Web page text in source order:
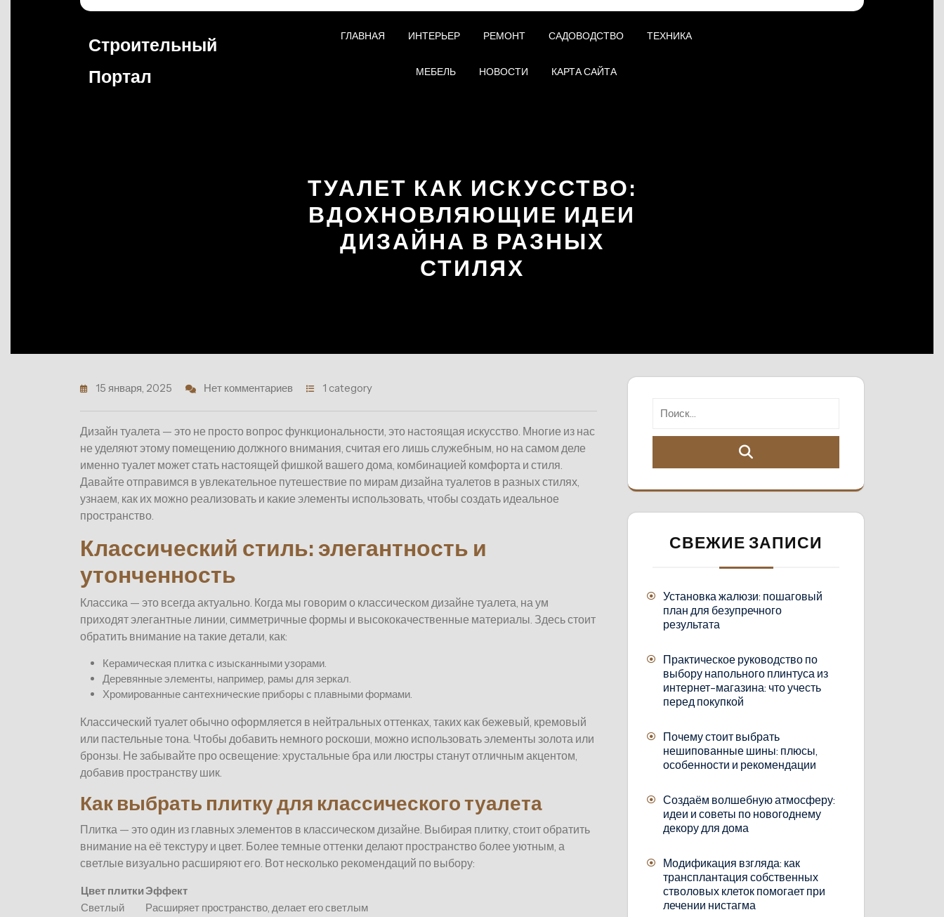
Строительный
Портал
ГЛАВНАЯ ИНТЕРЬЕР РЕМОНТ САДОВОДСТВО ТЕХНИКА
МЕБЕЛЬ НОВОСТИ КАРТА САЙТА
ТУАЛЕТ КАК ИСКУССТВО:
ВДОХНОВЛЯЮЩИЕ ИДЕИ
ДИЗАЙНА В РАЗНЫХ
СТИЛЯХ
15 января, 2025 Нет комментариев 1 category
Дизайн туалета — это не просто вопрос функциональности, это настоящая искусство. Многие из нас
не уделяют этому помещению должного внимания, считая его лишь служебным, но на самом деле
именно туалет может стать настоящей фишкой вашего дома, комбинацией комфорта и стиля.
Давайте отправимся в увлекательное путешествие по мирам дизайна туалетов в разных стилях,
узнаем, как их можно реализовать и какие элементы использовать, чтобы создать идеальное
пространство.
Классический стиль: элегантность и
утонченность
Классика — это всегда актуально. Когда мы говорим о классическом дизайне туалета, на ум
приходят элегантные линии, симметричные формы и высококачественные материалы. Здесь стоит
обратить внимание на такие детали, как:
Керамическая плитка с изысканными узорами.
Деревянные элементы, например, рамы для зеркал.
Хромированные сантехнические приборы с плавными формами.
Классический туалет обычно оформляется в нейтральных оттенках, таких как бежевый, кремовый
или пастельные тона. Чтобы добавить немного роскоши, можно использовать элементы золота или
бронзы. Не забывайте про освещение: хрустальные бра или люстры станут отличным акцентом,
добавив пространству шик.
Как выбрать плитку для классического туалета
Плитка — это один из главных элементов в классическом дизайне. Выбирая плитку, стоит обратить
внимание на её текстуру и цвет. Более темные оттенки делают пространство более уютным, а
светлые визуально расширяют его. Вот несколько рекомендаций по выбору:
Цвет плиткиЭффект
Светлый
Расширяет пространство, делает его светлым
СВЕЖИЕ ЗАПИСИ
Установка жалюзи: пошаговый
план для безупречного
результата
Практическое руководство по
выбору напольного плинтуса из
интернет-магазина: что учесть
перед покупкой
Почему стоит выбрать
нешипованные шины: плюсы,
особенности и рекомендации
Создаём волшебную атмосферу:
идеи и советы по новогоднему
декору для дома
Модификация взгляда: как
трансплантация собственных
стволовых клеток помогает при
лечении нистагма